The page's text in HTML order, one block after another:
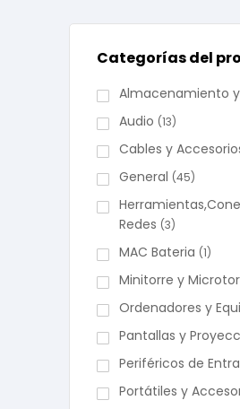
Categorías del
Almacenamiento y
Audio (13)
Cables y
General (45)
Redes (3)
MAC Bateria (1)
Minitorre y
Ordenadores y
Pantallas y
Periféricos de
Portátiles y